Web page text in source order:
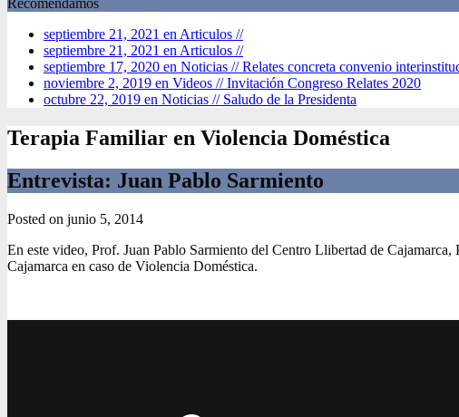
septiembre 21, 2021 en Articulos //
septiembre 21, 2021 en Articulos //
septiembre 17, 2020 en Noticias //Relates concreta convenio
noviembre 2, 2019 en Videos //Invitación Congreso Relates 2020
octubre 22, 2019 en Noticias // Saludo de la Presidenta
Terapia Familiar en Violencia Doméstica
Entrevista: Juan Pablo Sarmiento
Posted on junio 5, 2014
En este video, Prof. Juan Pablo Sarmiento del Centro Llibertad de
Cajamarca en caso de Violencia Doméstica.